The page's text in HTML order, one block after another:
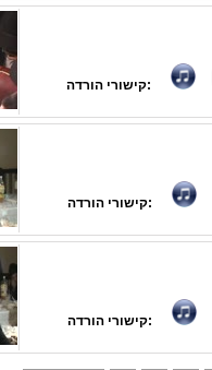
קישורי הורדה:
קישורי הורדה:
קישורי הורדה: